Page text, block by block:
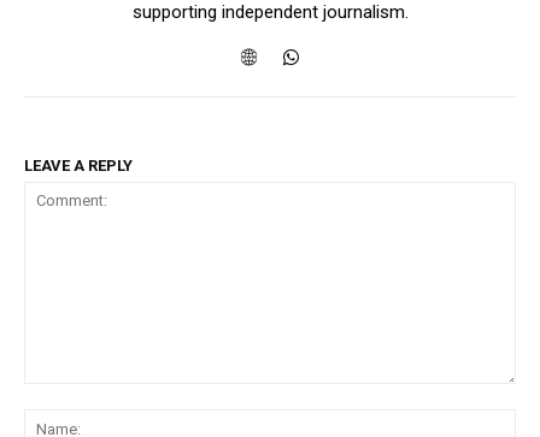
supporting independent journalism.
LEAVE A REPLY